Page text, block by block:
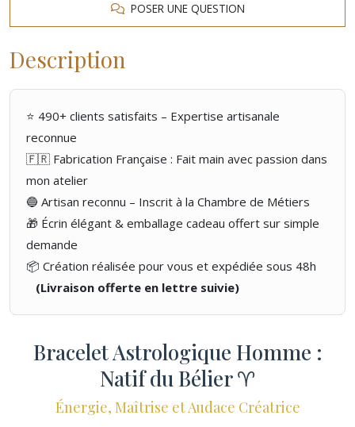
POSER UNE QUESTION
Description
⭐ 490+ clients satisfaits – Expertise artisanale
reconnue
🇫🇷 Fabrication Française : Fait main avec passion dans
mon atelier
🔵 Artisan reconnu – Inscrit à la Chambre de Métiers
🎁 Écrin élégant & emballage cadeau offert sur simple
demande
📦 Création réalisée pour vous et expédiée sous 48h
(Livraison offerte en lettre suivie)
Bracelet Astrologique Homme :
Natif du Bélier ♈
Énergie, Maîtrise et Audace Créatrice